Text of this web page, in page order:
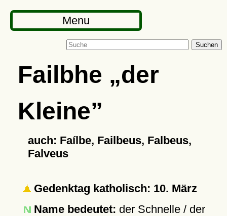
Menu
Suchen
Failbhe
der
Kleine
auch: Faílbe, Failbeus, Falbeus,
Falveus
Gedenktag katholisch: 10. März
Name bedeutet: der Schnelle / der